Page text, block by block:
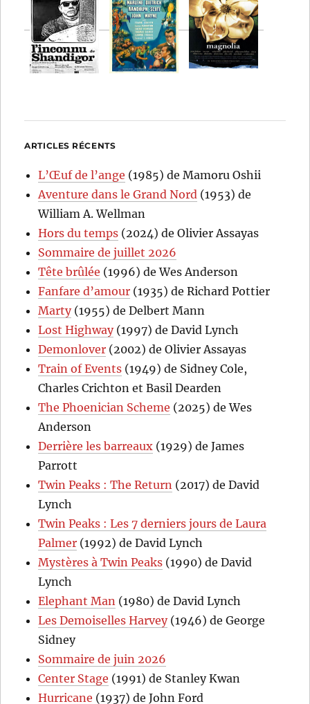
ARTICLES RÉCENTS
L’Œuf de l’ange (1985) de Mamoru Oshii
Aventure dans le Grand Nord (1953) de
William A. Wellman
Hors du temps (2024) de Olivier Assayas
Sommaire de juillet 2026
Tête brûlée (1996) de Wes Anderson
Fanfare d’amour (1935) de Richard Pottier
Marty(1955) de Delbert Mann
Lost Highway(1997) de David Lynch
Demonlover (2002) de Olivier Assayas
Train of Events (1949) de Sidney Cole,
Charles Crichton et Basil Dearden
The Phoenician Scheme (2025) de Wes
Anderson
Derrière les barreaux (1929) de James
Parrott
Twin Peaks : The Return (2017) de David
Lynch
Twin Peaks : Les 7 derniers jours de Laura
Palmer (1992) de David Lynch
Mystères à Twin Peaks (1990) de David
Lynch
Elephant Man (1980) de David Lynch
Les Demoiselles Harvey(1946) de George
Sidney
Sommaire de juin 2026
Center Stage (1991) de Stanley Kwan
Hurricane (1937) de John Ford